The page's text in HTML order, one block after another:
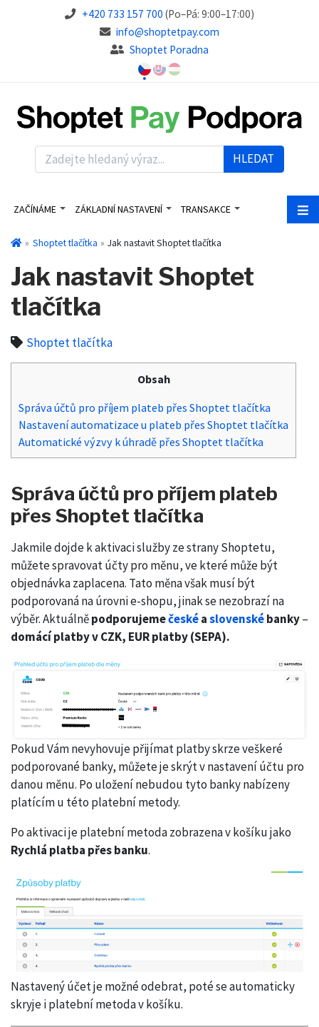
+420 733 157 700 (Po–Pá: 9:00–17:00)
info@shoptetpay.com
Shoptet Poradna
HLEDAT
ZAČÍNÁME ZÁKLADNÍ NASTAVENÍ TRANSAKCE
Shoptet tlačítka Jak nastavit Shoptet tlačítka
Jak nastavit Shoptet
tlačítka
Shoptet tlačítka
Obsah
Správa účtů pro příjem plateb přes Shoptet tlačítka
Nastavení automatizace u plateb přes Shoptet tlačítka
Automatické výzvy k úhradě přes Shoptet tlačítka
Správa účtů pro příjem plateb
přes Shoptet tlačítka
Jakmile dojde k aktivaci služby ze strany Shoptetu,
můžete spravovat účty pro měnu, ve které může být
objednávka zaplacena. Tato měna však musí být
podporovaná na úrovni e-shopu, jinak se nezobrazí na
výběr. Aktuálněpodporujemečeskéaslovenskébanky–
domácí platby v CZK, EUR platby (SEPA).
Pokud Vám nevyhovuje přijímat platby skrze veškeré
podporované banky, můžete je skrýt v nastavení účtu pro
danou měnu. Po uložení nebudou tyto banky nabízeny
platícím u této platební metody.
Po aktivaci je platební metoda zobrazena v košíku jako
Rychlá platba přes banku.
Nastavený účet je možné odebrat, poté se automaticky
skryje i platební metoda v košíku.